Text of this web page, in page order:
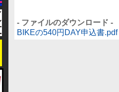
- ファイルのダウンロード -
BIKEの540円DAY申込書.pdf